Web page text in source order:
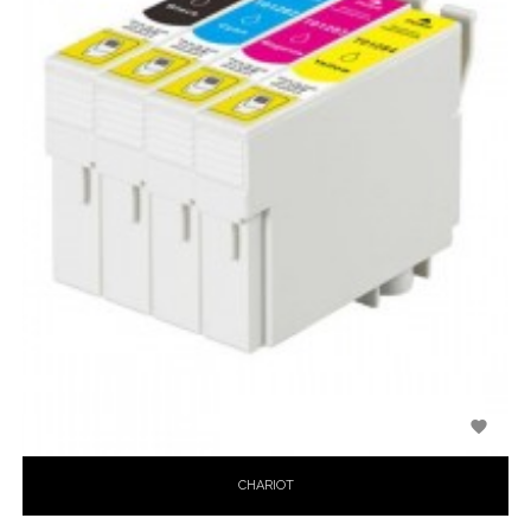
CHARIOT
